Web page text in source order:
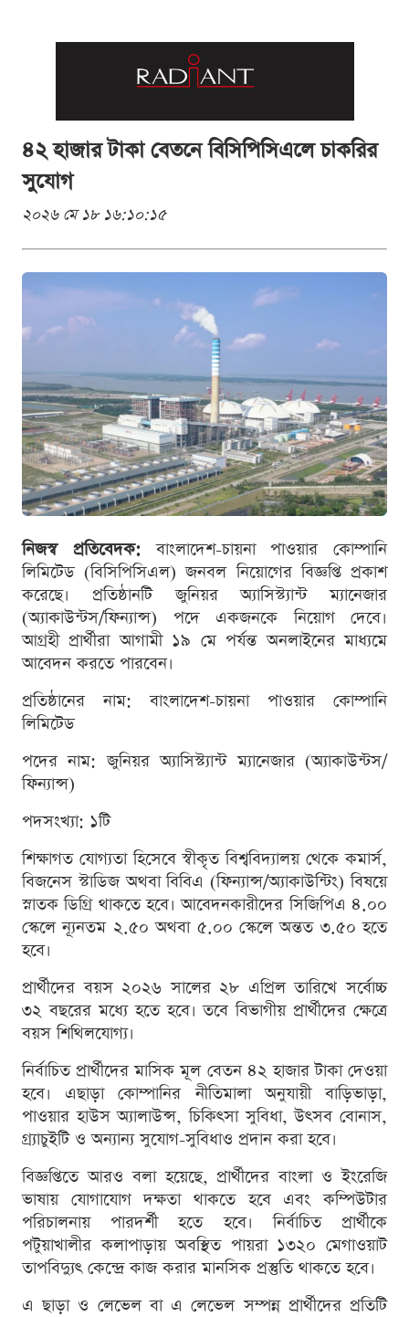
৪২ হাজার টাকা বেতনে বিসিপিসিএলে চাকরির
সুযোগ
২০২৬ মে ১৮ ১৬:১০:১৫
নিজস্ব প্রতিবেদক:বাংলাদেশ-চায়না পাওয়ার কোম্পানি
লিমিটেড (বিসিপিসিএল) জনবল নিয়োগের বিজ্ঞপ্তি প্রকাশ
করেছে। প্রতিষ্ঠানটি জুনিয়র অ্যাসিস্ট্যান্ট ম্যানেজার
(অ্যাকাউন্টস/ফিন্যান্স) পদে একজনকে নিয়োগ দেবে।
আগ্রহী প্রার্থীরা আগামী ১৯ মে পর্যন্ত অনলাইনের মাধ্যমে
আবেদন করতে পারবেন।
প্রতিষ্ঠানের নাম: বাংলাদেশ-চায়না পাওয়ার কোম্পানি
লিমিটেড
পদের নাম: জুনিয়র অ্যাসিস্ট্যান্ট ম্যানেজার (অ্যাকাউন্টস/
ফিন্যান্স)
পদসংখ্যা: ১টি
শিক্ষাগত যোগ্যতা হিসেবে স্বীকৃত বিশ্ববিদ্যালয় থেকে কমার্স,
বিজনেস স্টাডিজ অথবা বিবিএ (ফিন্যান্স/অ্যাকাউন্টিং) বিষয়ে
স্নাতক ডিগ্রি থাকতে হবে। আবেদনকারীদের সিজিপিএ ৪.০০
স্কেলে ন্যূনতম ২.৫০ অথবা ৫.০০ স্কেলে অন্তত ৩.৫০ হতে
হবে।
প্রার্থীদের বয়স ২০২৬ সালের ২৮ এপ্রিল তারিখে সর্বোচ্চ
৩২ বছরের মধ্যে হতে হবে। তবে বিভাগীয় প্রার্থীদের ক্ষেত্রে
বয়স শিথিলযোগ্য।
নির্বাচিত প্রার্থীদের মাসিক মূল বেতন ৪২ হাজার টাকা দেওয়া
হবে। এছাড়া কোম্পানির নীতিমালা অনুযায়ী বাড়িভাড়া,
পাওয়ার হাউস অ্যালাউন্স, চিকিৎসা সুবিধা, উৎসব বোনাস,
গ্র্যাচুইটি ও অন্যান্য সুযোগ-সুবিধাও প্রদান করা হবে।
বিজ্ঞপ্তিতে আরও বলা হয়েছে, প্রার্থীদের বাংলা ও ইংরেজি
ভাষায় যোগাযোগ দক্ষতা থাকতে হবে এবং কম্পিউটার
পরিচালনায় পারদর্শী হতে হবে। নির্বাচিত প্রার্থীকে
পটুয়াখালীর কলাপাড়ায় অবস্থিত পায়রা ১৩২০ মেগাওয়াট
তাপবিদ্যুৎ কেন্দ্রে কাজ করার মানসিক প্রস্তুতি থাকতে হবে।
এ ছাড়া ও লেভেল বা এ লেভেল সম্পন্ন প্রার্থীদের প্রতিটি